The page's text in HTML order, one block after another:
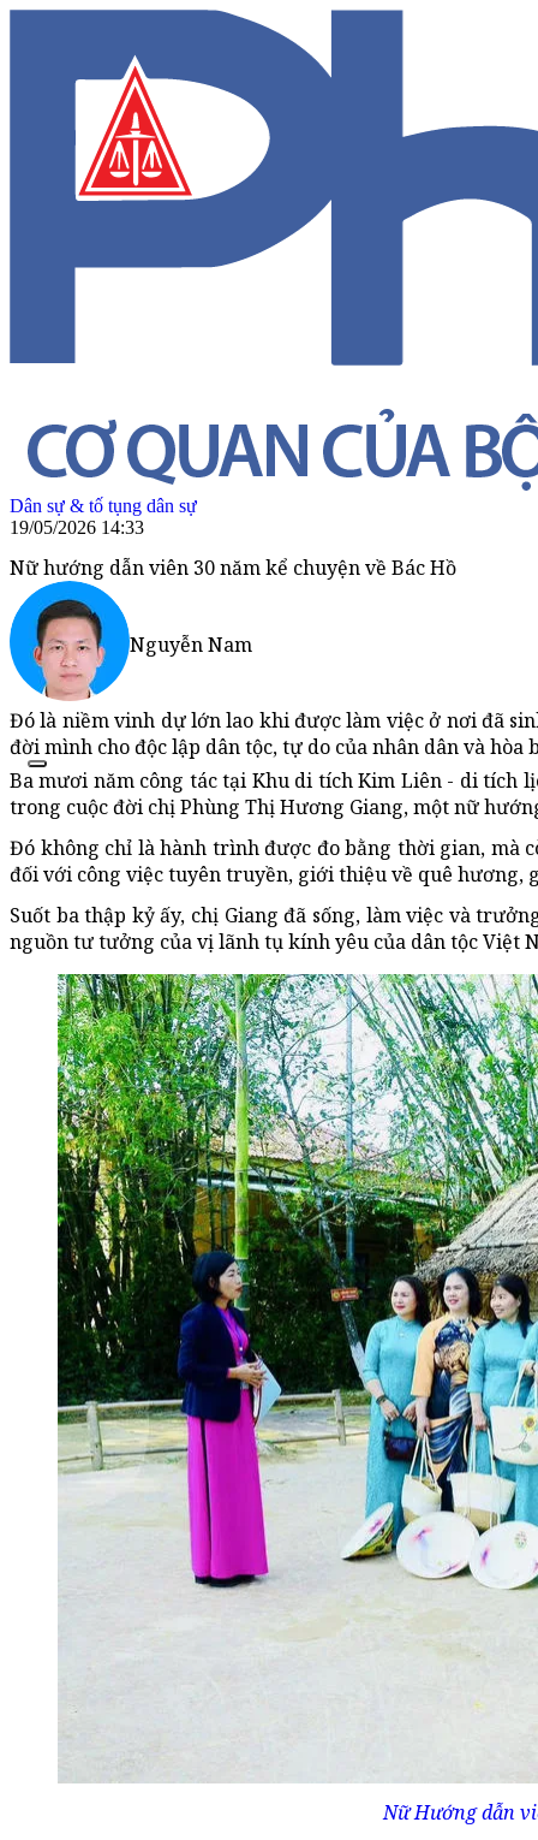
Dân sự & tố tụng dân sự
19/05/2026 14:33
Nữ hướng dẫn viên 30 năm kể chuyện về Bác Hồ
Nguyễn Nam
Đó là niềm vinh dự lớn lao khi được làm việc ở nơi đã
đời mình cho độc lập dân tộc, tự do của nhân dân và hòa
Ba mươi năm công tác tại Khu di tích Kim Liên - di tích
trong cuộc đời chị Phùng Thị Hương Giang, một nữ
Đó không chỉ là hành trình được đo bằng thời gian, mà
đối với công việc tuyên truyền, giới thiệu về quê hương,
Suốt ba thập kỷ ấy, chị Giang đã sống, làm việc và
nguồn tư tưởng của vị lãnh tụ kính yêu của dân tộc Việt
Nữ Hướng dẫn